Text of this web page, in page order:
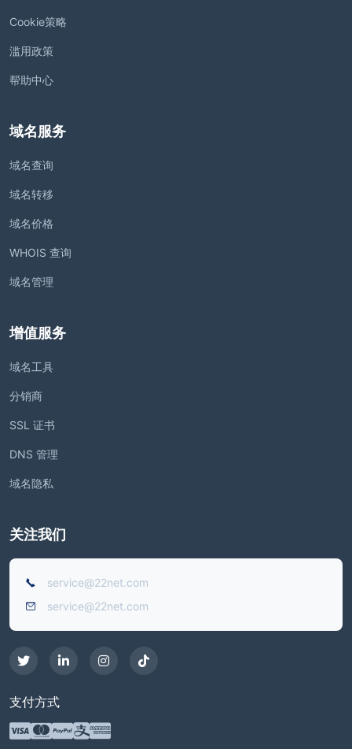
Cookie策略
滥用政策
帮助中心
域名服务
域名查询
域名转移
域名价格
WHOIS 查询
域名管理
增值服务
域名工具
分销商
SSL 证书
DNS 管理
域名隐私
关注我们
service@22net.com
service@22net.com
支付方式